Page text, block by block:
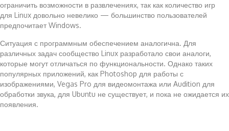
ограничить возможности в развлечениях, так как количество игр
для Linux довольно невелико — большинство пользователей
предпочитает Windows.
Ситуация с программным обеспечением аналогична. Для
различных задач сообщество Linux разработало свои аналоги,
которые могут отличаться по функциональности. Однако таких
популярных приложений, как Photoshop для работы с
изображениями, Vegas Pro для видеомонтажа или Audition для
обработки звука, для Ubuntu не существует, и пока не ожидается их
появления.